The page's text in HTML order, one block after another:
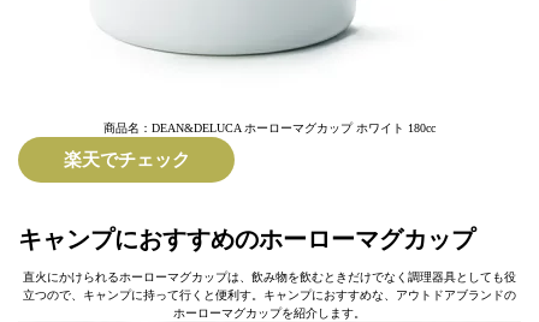
商品名：DEAN&DELUCA ホーローマグカップ ホワイト 180cc
楽天でチェック
キャンプにおすすめのホーローマグカップ
直火にかけられるホーローマグカップは、飲み物を飲むときだけでなく調理器具としても役
立つので、キャンプに持って行くと便利す。キャンプにおすすめな、アウトドアブランドの
ホーローマグカップを紹介します。